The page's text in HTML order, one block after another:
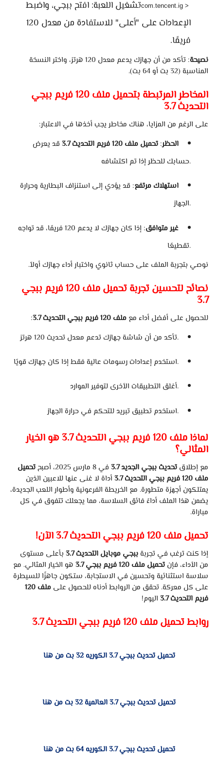
com.tencent.ig >تشغيل اللعبة: افتح ببجي، واضبط
الإعدادات على "أعلى" للاستفادة من معدل 120
فريمًا.
نصيحة
: تأكد من أن جهازك يدعم معدل 120 هرتز، واختر النسخة
المناسبة (32 بت أو 64 بت).
المخاطر المرتبطة بتحميل ملف 120 فريم ببجي
التحديث 3.7
على الرغم من المزايا، هناك مخاطر يجب أخذها في الاعتبار:
الحظر: تحميل ملف 120 فريم التحديث 3.7
قد يعرض
حسابك للحظر إذا تم اكتشافه.
استهلاك مرتفع: قد يؤدي إلى استنزاف البطارية وحرارة
الجهاز.
غير متوافق
: إذا كان جهازك لا يدعم 120 فريمًا، قد تواجه
تقطيعًا.
نوصي بتجربة الملف على حساب ثانوي واختبار أداء جهازك أولاً.
نصائح لتحسين تجربة تحميل ملف 120 فريم ببجي
3.7
للحصول على أفضل أداء مع ملف 120 فريم ببجي التحديث 3.7
:
تأكد من أن شاشة جهازك تدعم معدل تحديث 120 هرتز.
استخدم إعدادات رسومات عالية فقط إذا كان جهازك قويًا.
أغلق التطبيقات الأخرى لتوفير الموارد.
استخدم تطبيق تبريد للتحكم في حرارة الجهاز.
لماذا ملف 120 فريم ببجي التحديث 3.7 هو الخيار
المثالي؟
مع إطلاق تحديث ببجي الجديد 3.7 في 8 مارس 2025، أصبح
تحميل
ملف 120 فريم ببجي التحديث 3.7
أداة لا غنى عنها للاعبين الذين
يمتلكون أجهزة متطورة. مع الخريطة الفرعونية وأطوار اللعب الجديدة،
يضمن هذا الملف أداءً فائق السلاسة، مما يجعلك تتفوق في كل
مباراة.
تحميل ملف 120 فريم ببجي التحديث 3.7 الآن!
إذا كنت ترغب في تجربة ببجي موبايل التحديث 3.7
بأعلى مستوى
من الأداء، فإن تحميل ملف 120 فريم ببجي 3.7
هو الخيار المثالي. مع
سلاسة استثنائية وتحسين في الاستجابة، ستكون جاهزًا للسيطرة
على كل معركة. تحقق من الروابط أدناه للحصول على
ملف 120
فريم التحديث 3.7
اليوم!
روابط تحميل ملف 120 فريم ببجي التحديث 3.7
تحميل تحديث ببجي 3.7 الكوريه 32 بت من هنا
تحميل تحديث ببجي 3.7 العالمية 32 بت من هنا
تحميل تحديث ببجي 3.7 الكوريه 64 بت من هنا